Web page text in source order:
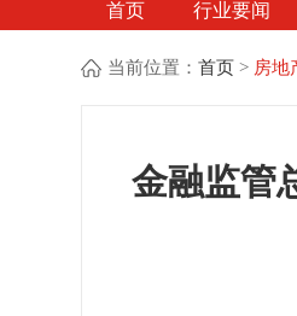
首页 行业要闻
当前位置：首页 > 房地
金融监管